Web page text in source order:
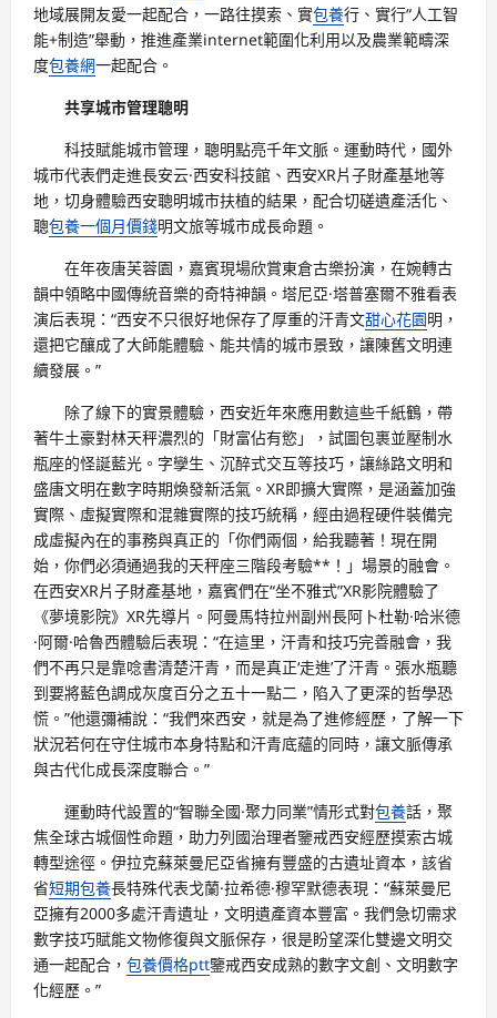
地域展開友愛一起配合，一路往摸索、實包養行、實行“人工智
能+制造”舉動，推進產業internet範圍化利用以及農業範疇深
度包養網一起配合。
共享城市管理聰明
科技賦能城市管理，聰明點亮千年文脈。運動時代，國外
城市代表們走進長安云·西安科技館、西安XR片子財產基地等
地，切身體驗西安聰明城市扶植的結果，配合切磋遺產活化、
聰包養一個月價錢明文旅等城市成長命題。
在年夜唐芙蓉園，嘉賓現場欣賞東倉古樂扮演，在婉轉古
韻中領略中國傳統音樂的奇特神韻。塔尼亞·塔普塞爾不雅看表
演后表現：“西安不只很好地保存了厚重的汗青文甜心花園明，
還把它釀成了大師能體驗、能共情的城市景致，讓陳舊文明連
續發展。”
除了線下的實景體驗，西安近年來應用數這些千紙鶴，帶
著牛土豪對林天秤濃烈的「財富佔有慾」，試圖包裹並壓制水
瓶座的怪誕藍光。字孿生、沉醉式交互等技巧，讓絲路文明和
盛唐文明在數字時期煥發新活氣。XR即擴大實際，是涵蓋加強
實際、虛擬實際和混雜實際的技巧統稱，經由過程硬件裝備完
成虛擬內在的事務與真正的「你們兩個，給我聽著！現在開
始，你們必須通過我的天秤座三階段考驗**！」場景的融會。
在西安XR片子財產基地，嘉賓們在“坐不雅式”XR影院體驗了
《夢境影院》XR先導片。阿曼馬特拉州副州長阿卜杜勒·哈米德
·阿爾·哈魯西體驗后表現：“在這里，汗青和技巧完善融會，我
們不再只是靠唸書清楚汗青，而是真正‘走進’了汗青。張水瓶聽
到要將藍色調成灰度百分之五十一點二，陷入了更深的哲學恐
慌。”他還彌補說：“我們來西安，就是為了進修經歷，了解一下
狀況若何在守住城市本身特點和汗青底蘊的同時，讓文脈傳承
與古代化成長深度聯合。”
運動時代設置的“智聯全國·聚力同業”情形式對包養話，聚
焦全球古城個性命題，助力列國治理者鑒戒西安經歷摸索古城
轉型途徑。伊拉克蘇萊曼尼亞省擁有豐盛的古遺址資本，該省
省短期包養長特殊代表戈蘭·拉希德·穆罕默德表現：“蘇萊曼尼
亞擁有2000多處汗青遺址，文明遺產資本豐富。我們急切需求
數字技巧賦能文物修復與文脈保存，很是盼望深化雙邊文明交
通一起配合， 包養價格ptt鑒戒西安成熟的數字文創、文明數字
化經歷。”